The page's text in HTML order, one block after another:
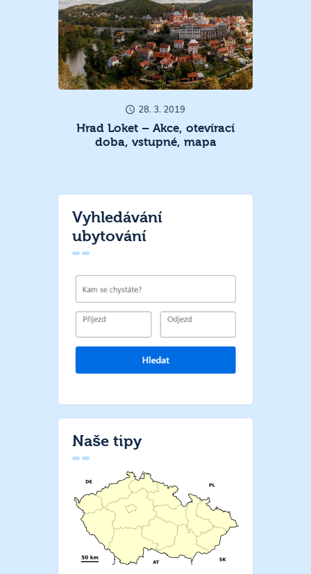
28. 3. 2019
Hrad Loket – Akce, otevírací
doba, vstupné, mapa
Vyhledávání
ubytování
Naše tipy